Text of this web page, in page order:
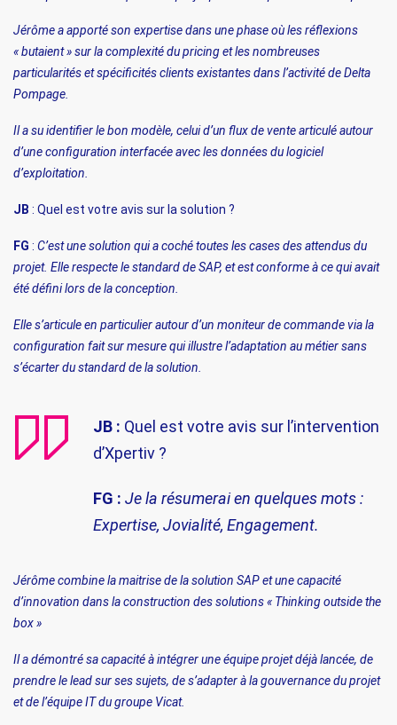
Jérôme a apporté son expertise dans une phase où les réflexions
« butaient » sur la complexité du pricing et les nombreuses
particularités et spécificités clients existantes dans l’activité de Delta
Pompage.
Il a su identifier le bon modèle, celui d’un flux de vente articulé autour
d’une configuration interfacée avec les données du logiciel
d’exploitation.
JB : Quel est votre avis sur la solution ?
FG : C’est une solution qui a coché toutes les cases des attendus du
projet. Elle respecte le standard de SAP, et est conforme à ce qui avait
été défini lors de la conception.
Elle s’articule en particulier autour d’un moniteur de commande via la
configuration fait sur mesure qui illustre l’adaptation au métier sans
s’écarter du standard de la solution.
JB : Quel est votre avis sur l’intervention
d’Xpertiv ?
FG : Je la résumerai en quelques mots :
Expertise, Jovialité, Engagement.
Jérôme combine la maitrise de la solution SAP et une capacité
d’innovation dans la construction des solutions « Thinking outside the
box »
Il a démontré sa capacité à intégrer une équipe projet déjà lancée, de
prendre le lead sur ses sujets, de s’adapter à la gouvernance du projet
et de l’équipe IT du groupe Vicat.